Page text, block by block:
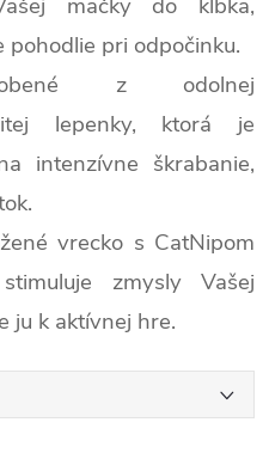
mačky do klbka,
pohodlie pri odpočinku.
z odolnej
lepenky, ktorá je
intenzívne škrabanie,
vrecko s CatNipom
zmysly Vašej
ju k aktívnej hre.